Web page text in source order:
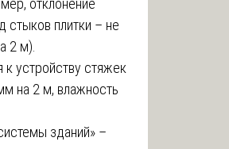
стыков плитки – не
2 м).
устройству стяжек
на 2 м, влажность
зданий» –